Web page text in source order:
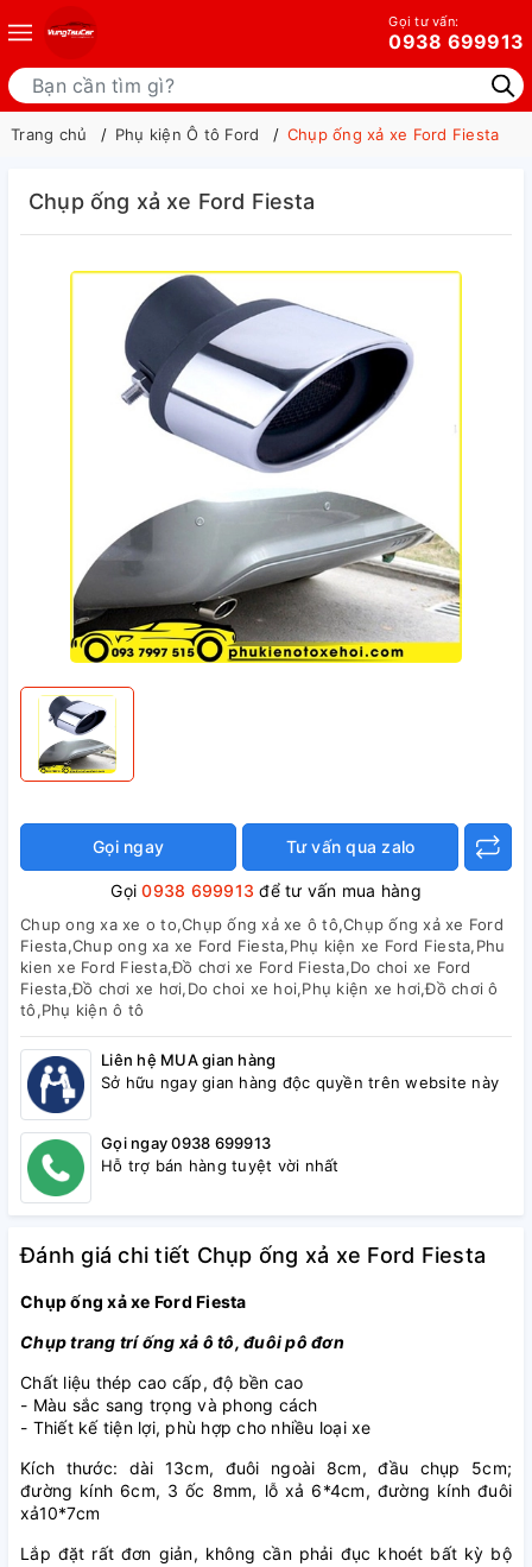
Gọi tư vấn:
0938 699913
Trang chủ Phụ kiện Ô tô Ford Chụp ống xả xe Ford Fiesta
Chụp ống xả xe Ford Fiesta
Gọi ngay Tư vấn qua zalo
Gọi0938 699913 để tư vấn mua hàng
Chup ong xa xe o to,Chụp ống xả xe ô tô,Chụp ống xả xe Ford
Fiesta,Chup ong xa xe Ford Fiesta,Phụ kiện xe Ford Fiesta,Phu
kien xe Ford Fiesta,Đồ chơi xe Ford Fiesta,Do choi xe Ford
Fiesta,Đồ chơi xe hơi,Do choi xe hoi,Phụ kiện xe hơi,Đồ chơi ô
tô,Phụ kiện ô tô
Liên hệ MUA gian hàng
Sở hữu ngay gian hàng độc quyền trên website này
Gọi ngay 0938 699913
Hỗ trợ bán hàng tuyệt vời nhất
Đánh giá chi tiết Chụp ống xả xe Ford Fiesta
Chụp ống xả xe Ford Fiesta
Chụp trang trí ống xả ô tô, đuôi pô đơn
Chất liệu thép cao cấp, độ bền cao
- Màu sắc sang trọng và phong cách
- Thiết kế tiện lợi, phù hợp cho nhiều loại xe
Kích thước: dài 13cm, đuôi ngoài 8cm, đầu chụp 5cm;
đường kính 6cm, 3 ốc 8mm, lỗ xả 6*4cm, đường kính đuôi
xả10*7cm
Lắp đặt rất đơn giản, không cần phải đục khoét bất kỳ bộ